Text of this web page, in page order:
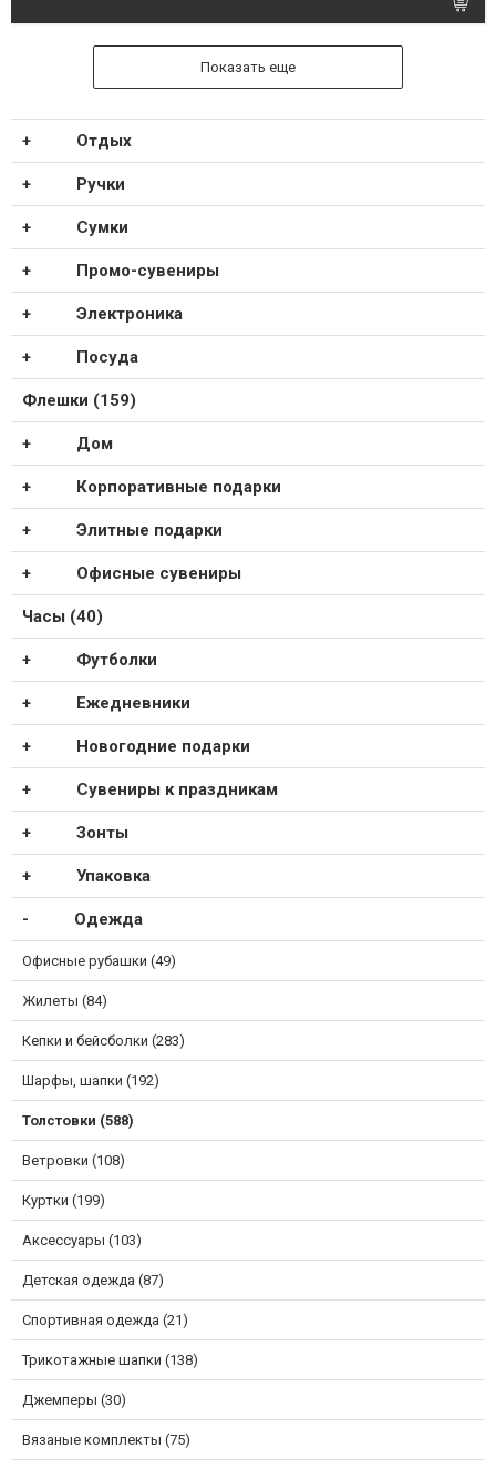
Показать еще
Отдых
Ручки
Сумки
Промо-сувениры
Электроника
Посуда
Флешки (159)
Дом
Корпоративные подарки
Элитные подарки
Офисные сувениры
Часы (40)
Футболки
Ежедневники
Новогодние подарки
Сувениры к праздникам
Зонты
Упаковка
Одежда
Офисные рубашки (49)
Жилеты (84)
Кепки и бейсболки (283)
Шарфы, шапки (192)
Толстовки (588)
Ветровки (108)
Куртки (199)
Аксессуары (103)
Детская одежда (87)
Спортивная одежда (21)
Трикотажные шапки (138)
Джемперы (30)
Вязаные комплекты (75)